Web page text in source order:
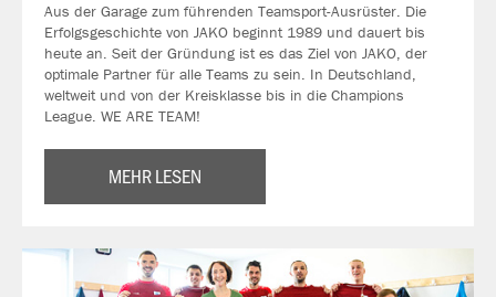
Aus der Garage zum führenden Teamsport-Ausrüster. Die
Erfolgsgeschichte von JAKO beginnt 1989 und dauert bis
heute an. Seit der Gründung ist es das Ziel von JAKO, der
optimale Partner für alle Teams zu sein. In Deutschland,
weltweit und von der Kreisklasse bis in die Champions
League. WE ARE TEAM!
MEHR LESEN